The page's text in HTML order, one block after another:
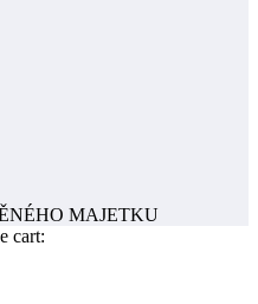
MAJETKU
cart: